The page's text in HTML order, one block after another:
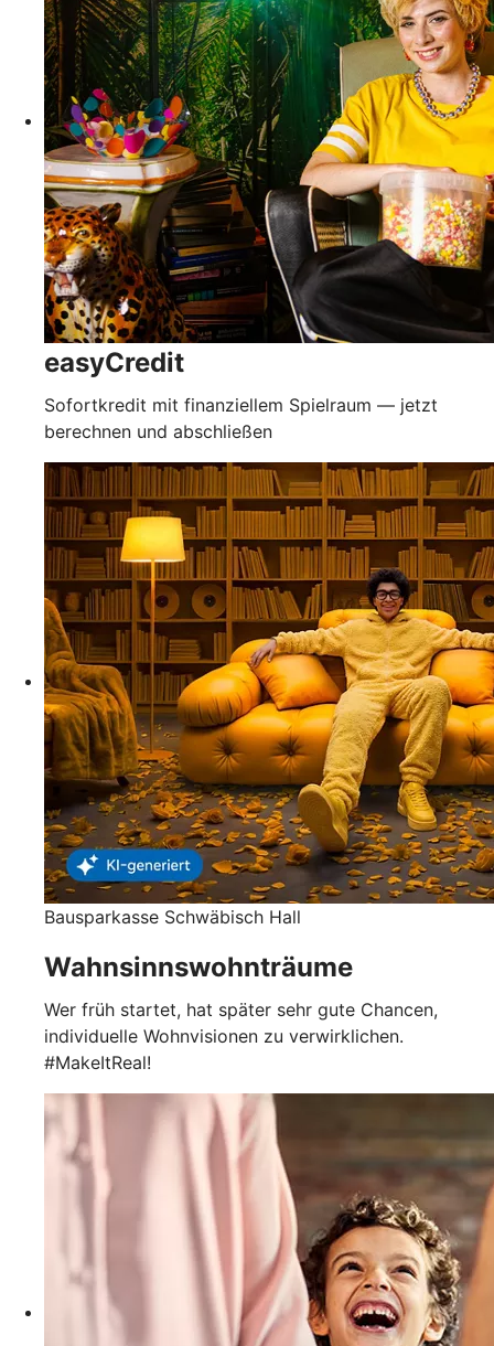
easyCredit
Sofortkredit mit finanziellem Spielraum — jetzt
berechnen und abschließen
Bausparkasse Schwäbisch Hall
Wahnsinnswohnträume
Wer früh startet, hat später sehr gute Chancen,
individuelle Wohnvisionen zu verwirklichen.
#MakeItReal!